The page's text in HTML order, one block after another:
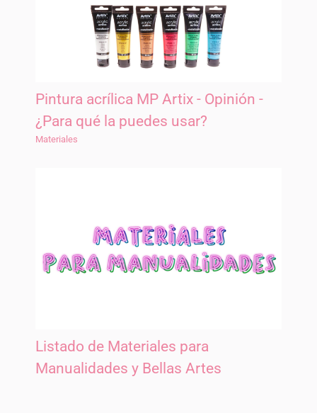
Pintura acrílica MP Artix - Opinión -
¿Para qué la puedes usar?
Materiales
Listado de Materiales para
Manualidades y Bellas Artes